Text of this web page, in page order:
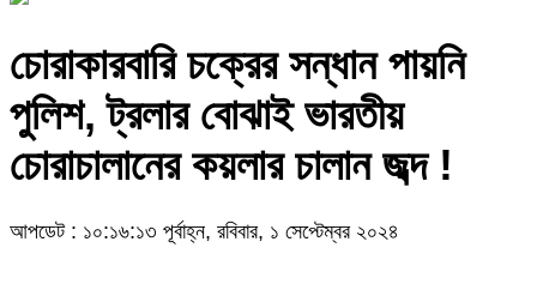
চোরাকারবারি চক্রের সন্ধান পায়নি
পুলিশ, ট্রলার বোঝাই ভারতীয়
চোরাচালানের কয়লার চালান জব্দ !
আপডেট : ১০:১৬:১৩ পূর্বাহ্ন, রবিবার, ১ সেপ্টেম্বর ২০২৪